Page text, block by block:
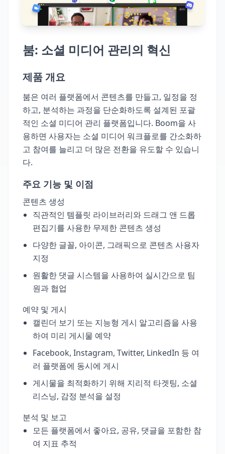
붐: 소셜 미디어 관리의 혁신
제품 개요
붐은 여러 플랫폼에서 콘텐츠를 만들고, 일정을 정
하고, 분석하는 과정을 단순화하도록 설계된 포괄
적인 소셜 미디어 관리 플랫폼입니다. Boom을 사
용하면 사용자는 소셜 미디어 워크플로를 간소화하
고 참여를 늘리고 더 많은 전환을 유도할 수 있습니
다.
주요 기능 및 이점
콘텐츠 생성
직관적인 템플릿 라이브러리와 드래그 앤 드롭
편집기를 사용한 무제한 콘텐츠 생성
다양한 글꼴, 아이콘, 그래픽으로 콘텐츠 사용자
지정
원활한 댓글 시스템을 사용하여 실시간으로 팀
원과 협업
예약 및 게시
캘린더 보기 또는 지능형 게시 알고리즘을 사용
하여 미리 게시물 예약
Facebook, Instagram, Twitter, LinkedIn 등 여
러 플랫폼에 동시에 게시
게시물을 최적화하기 위해 지리적 타겟팅, 소셜
리스닝, 감정 분석을 설정
분석 및 보고
모든 플랫폼에서 좋아요, 공유, 댓글을 포함한 참
여 지표 추적